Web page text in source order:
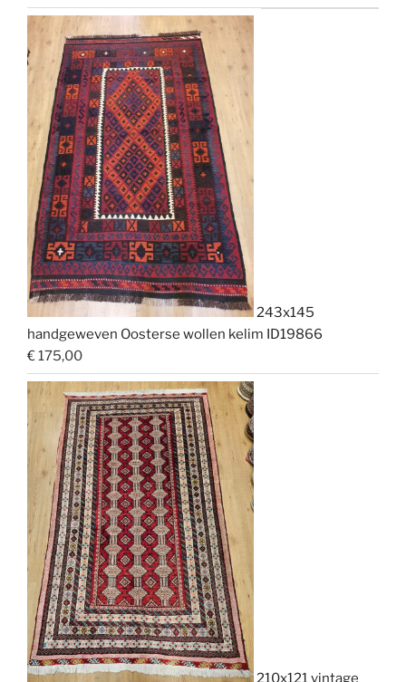
243x145
handgeweven Oosterse wollen kelim ID19866
€175,00
210x121 vintage